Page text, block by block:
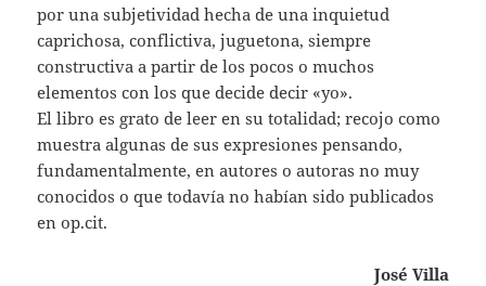
por una subjetividad hecha de una inquietud
caprichosa, conflictiva, juguetona, siempre
constructiva a partir de los pocos o muchos
elementos con los que decide decir «yo».
El libro es grato de leer en su totalidad; recojo como
muestra algunas de sus expresiones pensando,
fundamentalmente, en autores o autoras no muy
conocidos o que todavía no habían sido publicados
en op.cit.
José Villa